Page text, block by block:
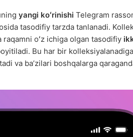
yangi koʻrinishi Telegram
tasodifiy tarzda tanlanadi.
oʻz ichiga olgan tasodifiy
Bu har bir
va baʼzilari boshqalarga